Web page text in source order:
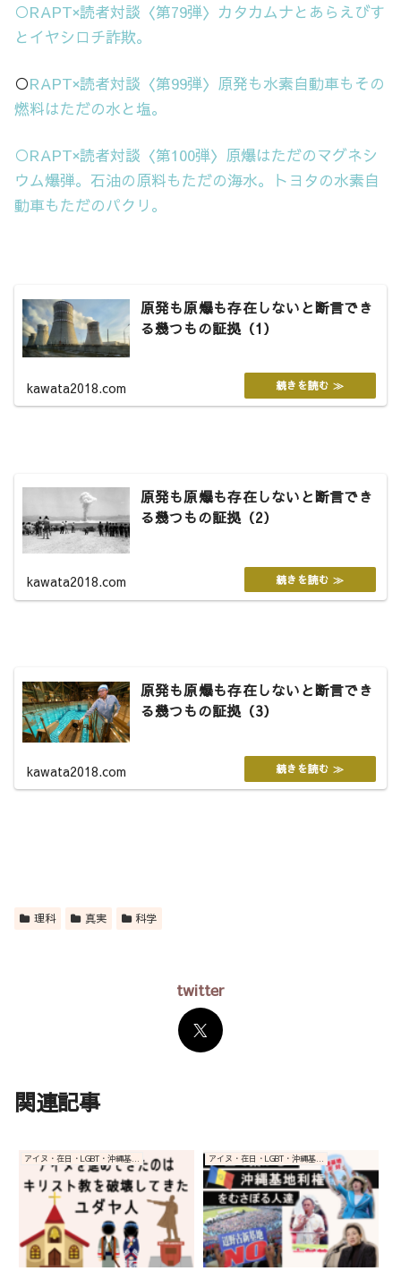
○RAPT×読者対談〈第79弾〉カタカムナとあらえびす
とイヤシロチ詐欺。
○RAPT×読者対談〈第99弾〉原発も水素自動車もその
燃料はただの水と塩。
○RAPT×読者対談〈第100弾〉原爆はただのマグネシ
ウム爆弾。石油の原料もただの海水。トヨタの水素自
動車もただのパクリ。
原発も原爆も存在しないと断言でき
る幾つもの証拠（1）
kawata2018.com
原発も原爆も存在しないと断言でき
る幾つもの証拠（2）
kawata2018.com
原発も原爆も存在しないと断言でき
る幾つもの証拠（3）
kawata2018.com
理科 真実 科学
twitter
関連記事